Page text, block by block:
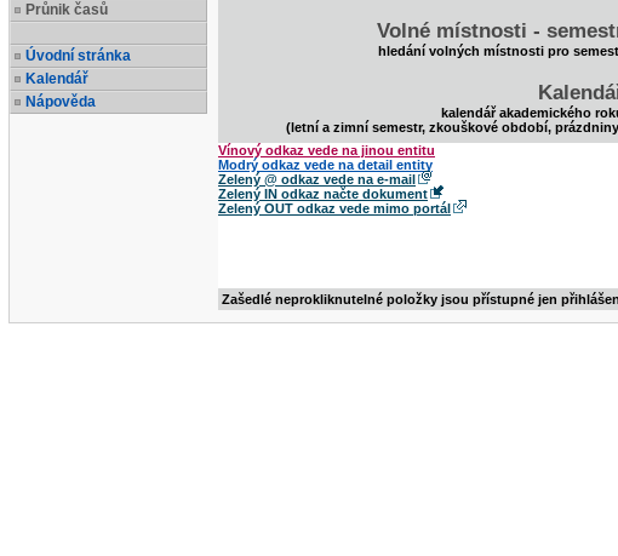
Průnik časů
Úvodní stránka
Kalendář
Nápověda
Volné místnosti -
hledání volných místnosti pro
kalendář akademického
(letní a zimní semestr, zkouškové období,
Vínový odkaz vede na jinou entitu
Modrý odkaz vede na detail entity
Zelený @ odkaz vede na e-mail
Zelený IN odkaz načte dokument
Zelený OUT odkaz vede mimo portál
Zašedlé neprokliknutelné položky jsou přístupné jen